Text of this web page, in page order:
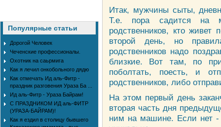
Популярные статьи
Дорогой Человек
Чеченские профессионалы.
Охотник на саьрмига
Как я лечил онкобольного дядю
Как отмечать Ид аль-Фитр -
праздник разговения Ураза Ба ...
Ид аль-Фитр - Ураза Байрам!
С ПРАЗДНИКОМ ИД аль-ФИТР
(УРАЗА-БАЙРАМ)!
Как я ездил в столицу бывшего
Итак, мужчины сыты,
Т.е. пора садится на
родственников, кто
второй день, но
родственников надо
близкие. Вот там, по
поболтать, поесть, и
родственников, либо
На этом первый день
вторая часть дня
ним на машине. Если нет -